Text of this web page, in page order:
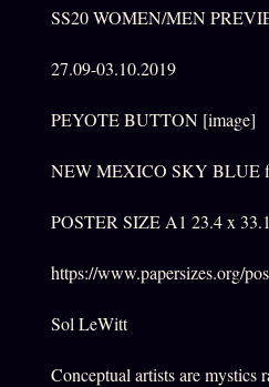
SS20 WOMEN/MEN
27.09-03.10.2019
PEYOTE BUTTON [image]
NEW MEXICO SKY BLUE
POSTER SIZE A1 23.4 x
https://www.papersizes.org/
Sol LeWitt
Conceptual artists are mystics